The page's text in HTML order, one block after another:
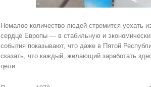
Немалое количество людей стремится уехать
сердце Европы — в стабильную и
события показывают, что даже в Пятой
сказать, что каждый, желающий заработать
цели.